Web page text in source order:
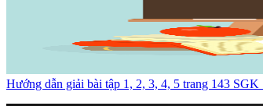
Hướng dẫn giải bài tập 1, 2, 3, 4, 5 trang 143 SGK